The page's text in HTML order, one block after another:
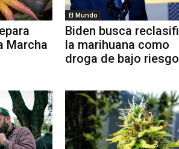
Marcha
El Mundo
Biden busca
la marihuana como
droga de bajo riesgo